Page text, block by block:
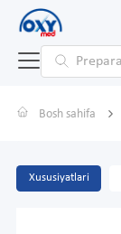
Bosh sahifa
Xususiyatlari